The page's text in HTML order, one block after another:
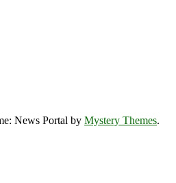
News Portal by Mystery Themes.